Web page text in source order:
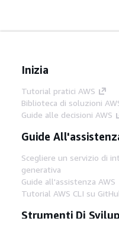
Inizia
Tutorial pratici AWS
Biblioteca di soluzioni
Guide alle decisioni AWS
Guide
Scegliere un servizio di
generativa
Guide all'assistenza AWS
Tutorial AWS CLI su
Strumenti Di